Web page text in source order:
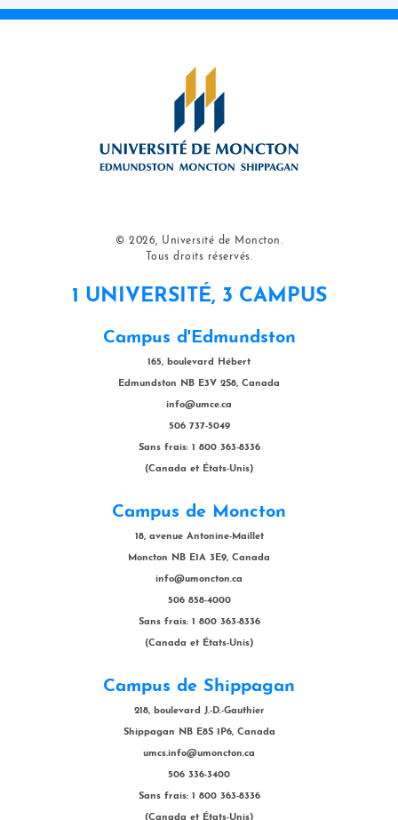
© 2026, Université de Moncton.
Tous droits réservés.
1 UNIVERSITÉ, 3 CAMPUS
Campus d'Edmundston
165, boulevard Hébert
Edmundston NB E3V 2S8, Canada
info@umce.ca
506 737-5049
Sans frais: 1 800 363-8336
(Canada et États-Unis)
Campus de Moncton
18, avenue Antonine-Maillet
Moncton NB E1A 3E9, Canada
info@umoncton.ca
506 858-4000
Sans frais: 1 800 363-8336
(Canada et États-Unis)
Campus de Shippagan
218, boulevard J.-D.-Gauthier
Shippagan NB E8S 1P6, Canada
umcs.info@umoncton.ca
506 336-3400
Sans frais: 1 800 363-8336
(Canada et États-Unis)